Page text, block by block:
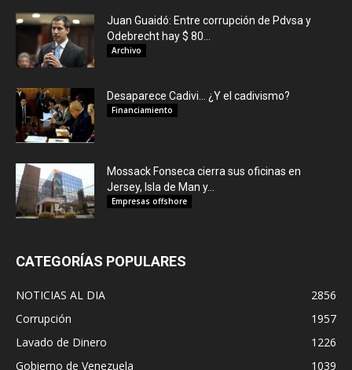
Juan Guaidó: Entre corrupción de Pdvsa y
Odebrecht hay $ 80...
Archivo
Desaparece Cadivi… ¿Y el cadivismo?
Financiamiento
Mossack Fonseca cierra sus oficinas en
Jersey, Isla de Man y...
Empresas offshore
CATEGORÍAS POPULARES
NOTICIAS AL DIA
2856
Corrupción
1957
Lavado de Dinero
1226
Gobierno de Venezuela
1039